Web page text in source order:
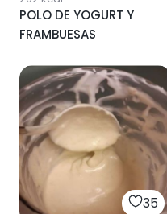
POLO DE YOGURT Y
FRAMBUESAS
35